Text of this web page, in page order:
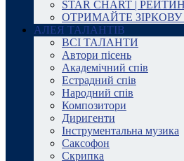
STAR CHART |
ОТРИМАЙТЕ ЗІРКОВУ
АЛЕЯ ТАЛАНТІВ
ВСІ ТАЛАНТИ
Автори пісень
Академічний спів
Естрадний спів
Народний спів
Композитори
Диригенти
Інструментальна музика
Саксофон
Скрипка